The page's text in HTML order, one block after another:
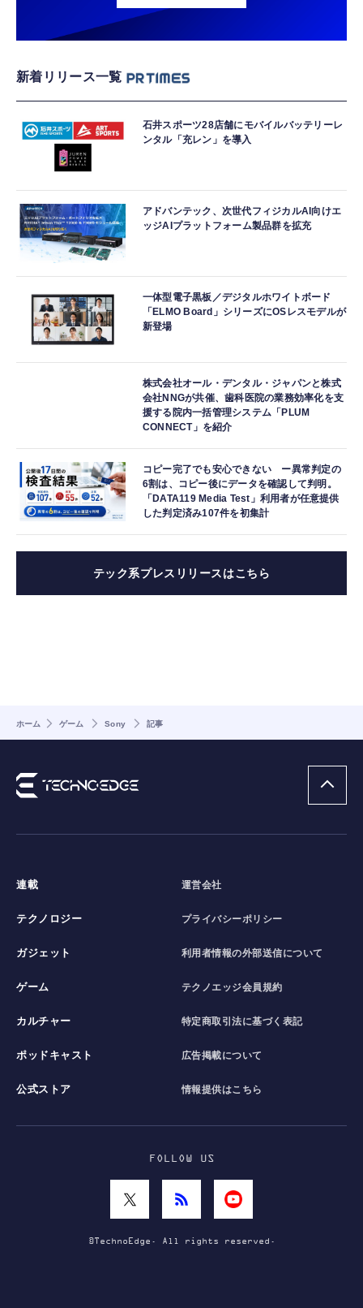
新着リリース一覧
石井スポーツ28店舗にモバイルバッテリーレ
ンタル「充レン」を導入
アドバンテック、次世代フィジカルAI向けエ
ッジAIプラットフォーム製品群を拡充
一体型電子黒板／デジタルホワイトボード
「ELMO Board」シリーズにOSレスモデルが
新登場
株式会社オール・デンタル・ジャパンと株式
会社NNGが共催、歯科医院の業務効率化を支
援する院内一括管理システム「PLUM
CONNECT」を紹介
コピー完了でも安心できない ー異常判定の
6割は、コピー後にデータを確認して判明。
「DATA119 Media Test」利用者が任意提供
した判定済み107件を初集計
テック系プレスリリースはこちら
ホーム ゲーム Sony 記事
連載
テクノロジー
ガジェット
ゲーム
カルチャー
ポッドキャスト
公式ストア
運営会社
プライバシーポリシー
利用者情報の外部送信について
テクノエッジ会員規約
特定商取引法に基づく表記
広告掲載について
情報提供はこちら
FOLLOW US
©TechnoEdge. All rights reserved.